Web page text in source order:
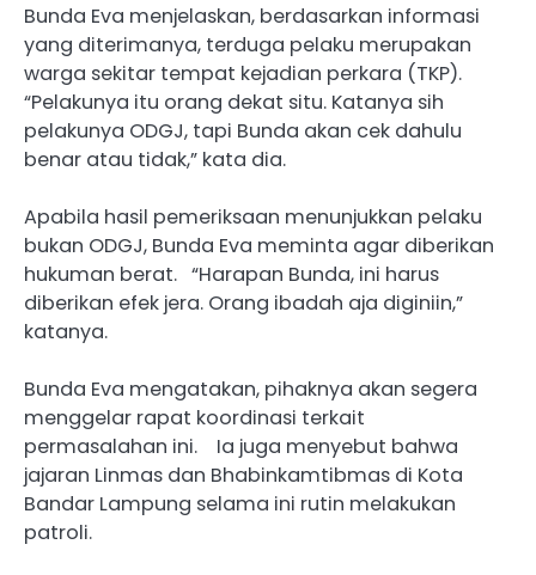
Bunda Eva menjelaskan, berdasarkan informasi
yang diterimanya, terduga pelaku merupakan
warga sekitar tempat kejadian perkara (TKP).
“Pelakunya itu orang dekat situ. Katanya sih
pelakunya ODGJ, tapi Bunda akan cek dahulu
benar atau tidak,” kata dia.
Apabila hasil pemeriksaan menunjukkan pelaku
bukan ODGJ, Bunda Eva meminta agar diberikan
hukuman berat. “Harapan Bunda, ini harus
diberikan efek jera. Orang ibadah aja diginiin,”
katanya.
Bunda Eva mengatakan, pihaknya akan segera
menggelar rapat koordinasi terkait
permasalahan ini. Ia juga menyebut bahwa
jajaran Linmas dan Bhabinkamtibmas di Kota
Bandar Lampung selama ini rutin melakukan
patroli.